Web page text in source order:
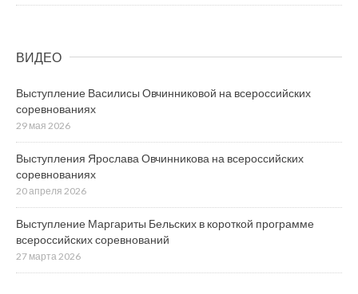
ВИДЕО
Выступление Василисы Овчинниковой на всероссийских
соревнованиях
29 мая 2026
Выступления Ярослава Овчинникова на всероссийских
соревнованиях
20 апреля 2026
Выступление Маргариты Бельских в короткой программе
всероссийских соревнований
27 марта 2026